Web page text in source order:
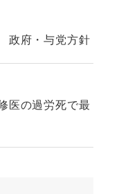
政府・与党方針
医の過労死で最